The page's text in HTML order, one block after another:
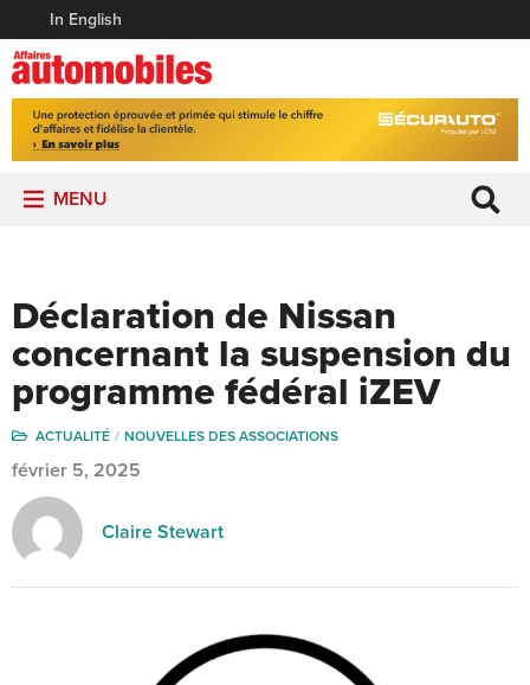
In English
MENU
Déclaration de Nissan
concernant la suspension du
programme fédéral iZEV
ACTUALITÉ NOUVELLES DES ASSOCIATIONS
février 5, 2025
Claire Stewart